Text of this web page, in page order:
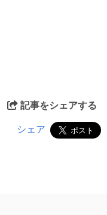
記事をシェアする
シェア